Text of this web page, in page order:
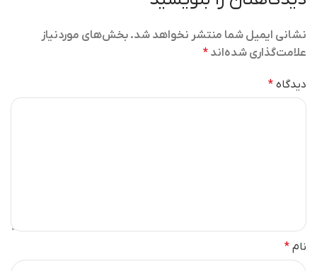
نشانی ایمیل شما منتشر نخواهد شد. بخش‌های موردنیاز
علامت‌گذاری شده‌اند *
دیدگاه *
نام *